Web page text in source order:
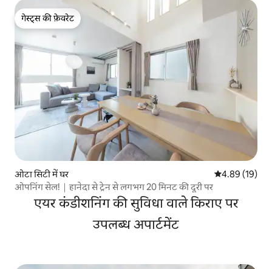
गेस्ट्स की फ़ेवरेट
गेस्ट्स की फ़ेवरेट
ओटा सिटी में घर औसत रेटिंग 5 में
4.89 (19)
ओपनिंग सेल!｜हानेदा से ट्रेन से लगभग 20 मिनट की दूरी पर
एयर कंडीशनिंग की सुविधा वाले किराए पर
उपलब्ध अपार्टमेंट